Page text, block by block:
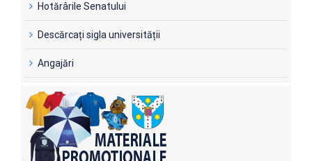
Hotărârile Senatului
Descărcați sigla universității
Angajări